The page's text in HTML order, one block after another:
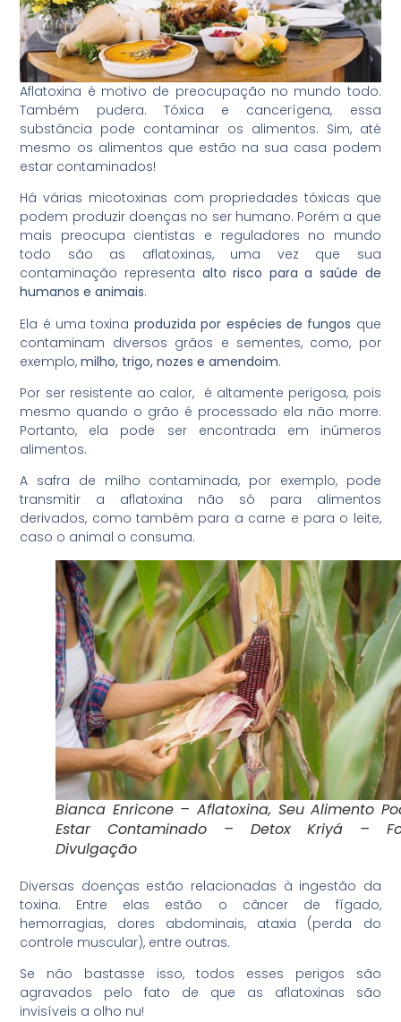
Aflatoxina é motivo de preocupação no mundo todo.
Também pudera. Tóxica e cancerígena, essa
substância pode contaminar os alimentos. Sim, até
mesmo os alimentos que estão na sua casa podem
estar contaminados!
Há várias micotoxinas com propriedades tóxicas que
podem produzir doenças no ser humano. Porém a que
mais preocupa cientistas e reguladores no mundo
todo são as aflatoxinas, uma vez que sua
contaminação representa alto risco para a saúde de
humanos e animais.
Ela é uma toxina produzida por espécies de fungos que
contaminam diversos grãos e sementes, como, por
exemplo,milho, trigo, nozes e amendoim.
Por ser resistente ao calor, é altamente perigosa, pois
mesmo quando o grão é processado ela não morre.
Portanto, ela pode ser encontrada em inúmeros
alimentos.
A safra de milho contaminada, por exemplo, pode
transmitir a aflatoxina não só para alimentos
derivados, como também para a carne e para o leite,
caso o animal o consuma.
Bianca Enricone – Aflatoxina, Seu Alimento
Estar Contaminado – Detox Kriyá –
Divulgação
Diversas doenças estão relacionadas à ingestão da
toxina. Entre elas estão o câncer de fígado,
hemorragias, dores abdominais, ataxia (perda do
controle muscular), entre outras.
Se não bastasse isso, todos esses perigos são
agravados pelo fato de que as aflatoxinas são
invisíveis a olho nu!